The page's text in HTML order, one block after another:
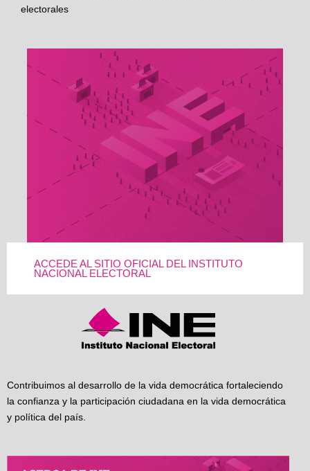
electorales
ACCEDE AL SITIO OFICIAL DEL INSTITUTO
NACIONAL ELECTORAL
Contribuimos al desarrollo de la vida democrática fortaleciendo
la confianza y la participación ciudadana en la vida democrática
y política del país.